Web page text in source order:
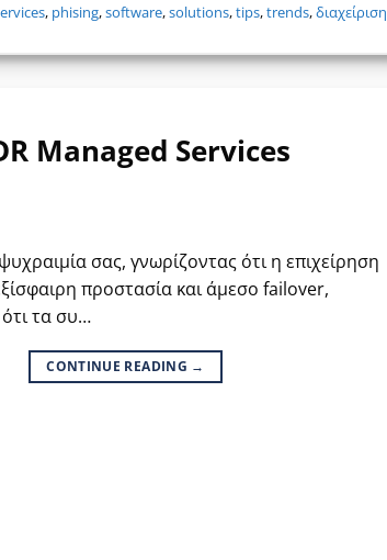
, phising,software,solutions,tips,trends,διαχείριση
Managed Services
σας, γνωρίζοντας ότι η επιχείρηση
προστασία και άμεσο failover,
τα συ…
CONTINUE READING →